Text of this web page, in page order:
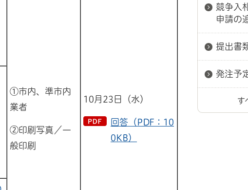
①市内、準市内
業者
②印刷写真／一
般印刷
10月23日（水）
回答（PDF：10
0KB）
競争入
申請の
提出書
発注予
す